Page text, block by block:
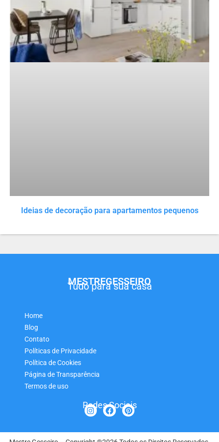
Ideias de decoração para apartamentos pequenos
MESTREGESSEIRO
Tudo para sua casa
Home
Blog
Contato
Políticas de Privacidade
Política de Cookies
Página de Transparência
Termos de uso
Redes Sociais